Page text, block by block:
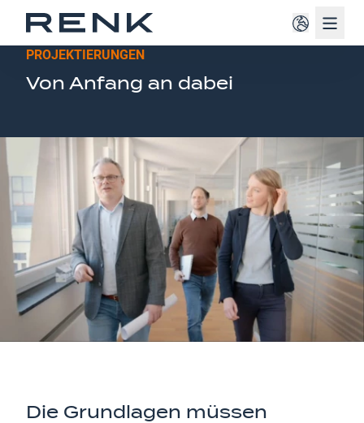
MACHBARKEITSSTUDIEN UND
PROJEKTIERUNGEN
Von Anfang an dabei
Die Grundlagen müssen